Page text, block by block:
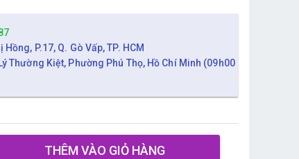
P.17, Q. Gò Vấp, TP. HCM
Thường Kiệt, Phường Phú Thọ, Hồ Chí Minh (09h00
THÊM VÀO GIỎ HÀNG